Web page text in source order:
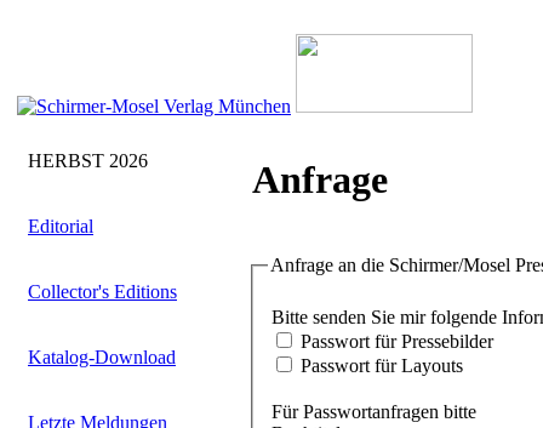
HERBST 2026
Editorial
Collector's Editions
Katalog-Download
Letzte Meldungen
Anfrage
Anfrage an die Schirmer/Mosel
Bitte senden
Passwort für Pressebilder
Passwort für Layouts
Für Passwortanfragen bitte